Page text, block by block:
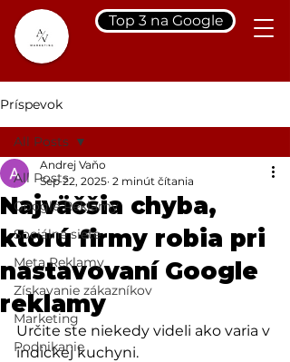
Top 3 na Google
Príspevok
All Posts
Google Reklamy
Sociálne siete
Meta Reklamy
Získavanie zákazníkov
Marketing
Podnikanie
All Posts
Najväčšia chyba,
ktorú firmy robia pri
nastavovaní Google
reklamy
Andrej Vaňo
Sep 22, 2025 2 minút čítania
Určite ste niekedy videli ako varia v
indickej kuchyni.